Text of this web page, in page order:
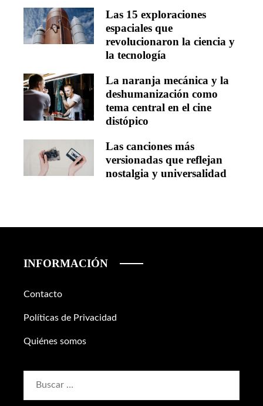
Las 15 exploraciones
espaciales que
revolucionaron la ciencia y
la tecnología
La naranja mecánica y la
deshumanización como
tema central en el cine
distópico
Las canciones más
versionadas que reflejan
nostalgia y universalidad
INFORMACIÓN
Contacto
Políticas de Privacidad
Quiénes somos